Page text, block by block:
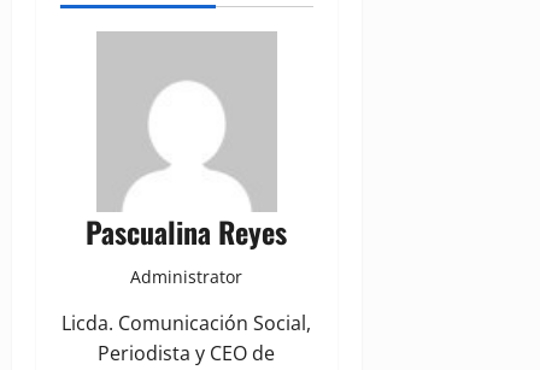
Pascualina Reyes
Administrator
Licda. Comunicación Social,
Periodista y CEO de